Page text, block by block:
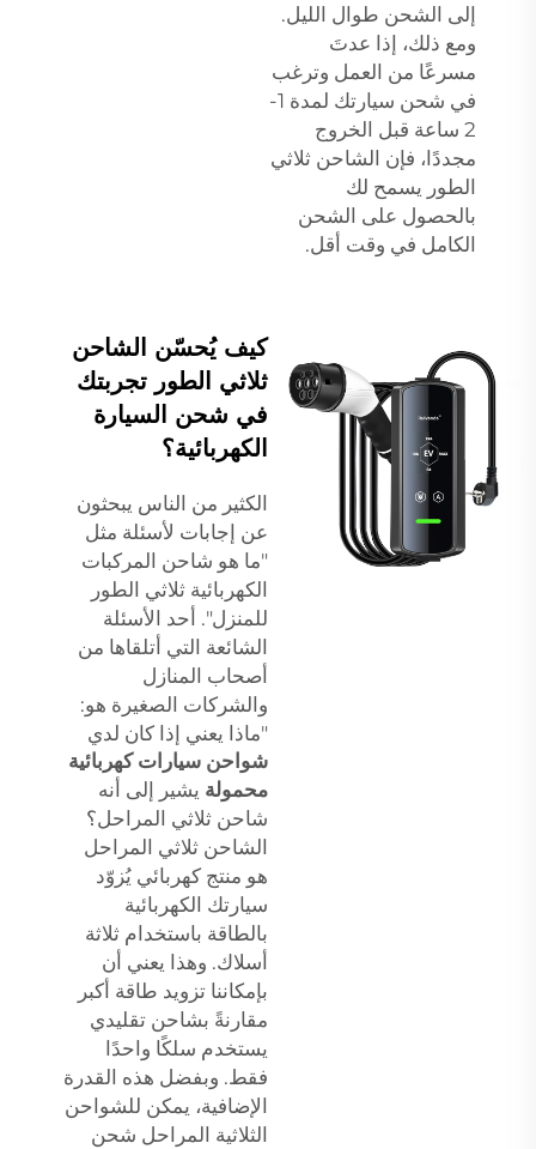
إلى الشحن طوال الليل.
ومع ذلك، إذا عدتَ
مسرعًا من العمل وترغب
في شحن سيارتك لمدة 1-
2 ساعة قبل الخروج
مجددًا، فإن الشاحن ثلاثي
الطور يسمح لك
بالحصول على الشحن
الكامل في وقت أقل.
كيف يُحسّن الشاحن
ثلاثي الطور تجربتك
في شحن السيارة
الكهربائية؟
الكثير من الناس يبحثون
عن إجابات لأسئلة مثل
"ما هو شاحن المركبات
الكهربائية ثلاثي الطور
للمنزل". أحد الأسئلة
الشائعة التي أتلقاها من
أصحاب المنازل
والشركات الصغيرة هو:
"ماذا يعني إذا كان لدي
شواحن سيارات كهربائية
محمولة يشير إلى أنه
شاحن ثلاثي المراحل؟
الشاحن ثلاثي المراحل
هو منتج كهربائي يُزوّد
سيارتك الكهربائية
بالطاقة باستخدام ثلاثة
أسلاك. وهذا يعني أن
بإمكاننا تزويد طاقة أكبر
مقارنةً بشاحن تقليدي
يستخدم سلكًا واحدًا
فقط. وبفضل هذه القدرة
الإضافية، يمكن للشواحن
الثلاثية المراحل شحن